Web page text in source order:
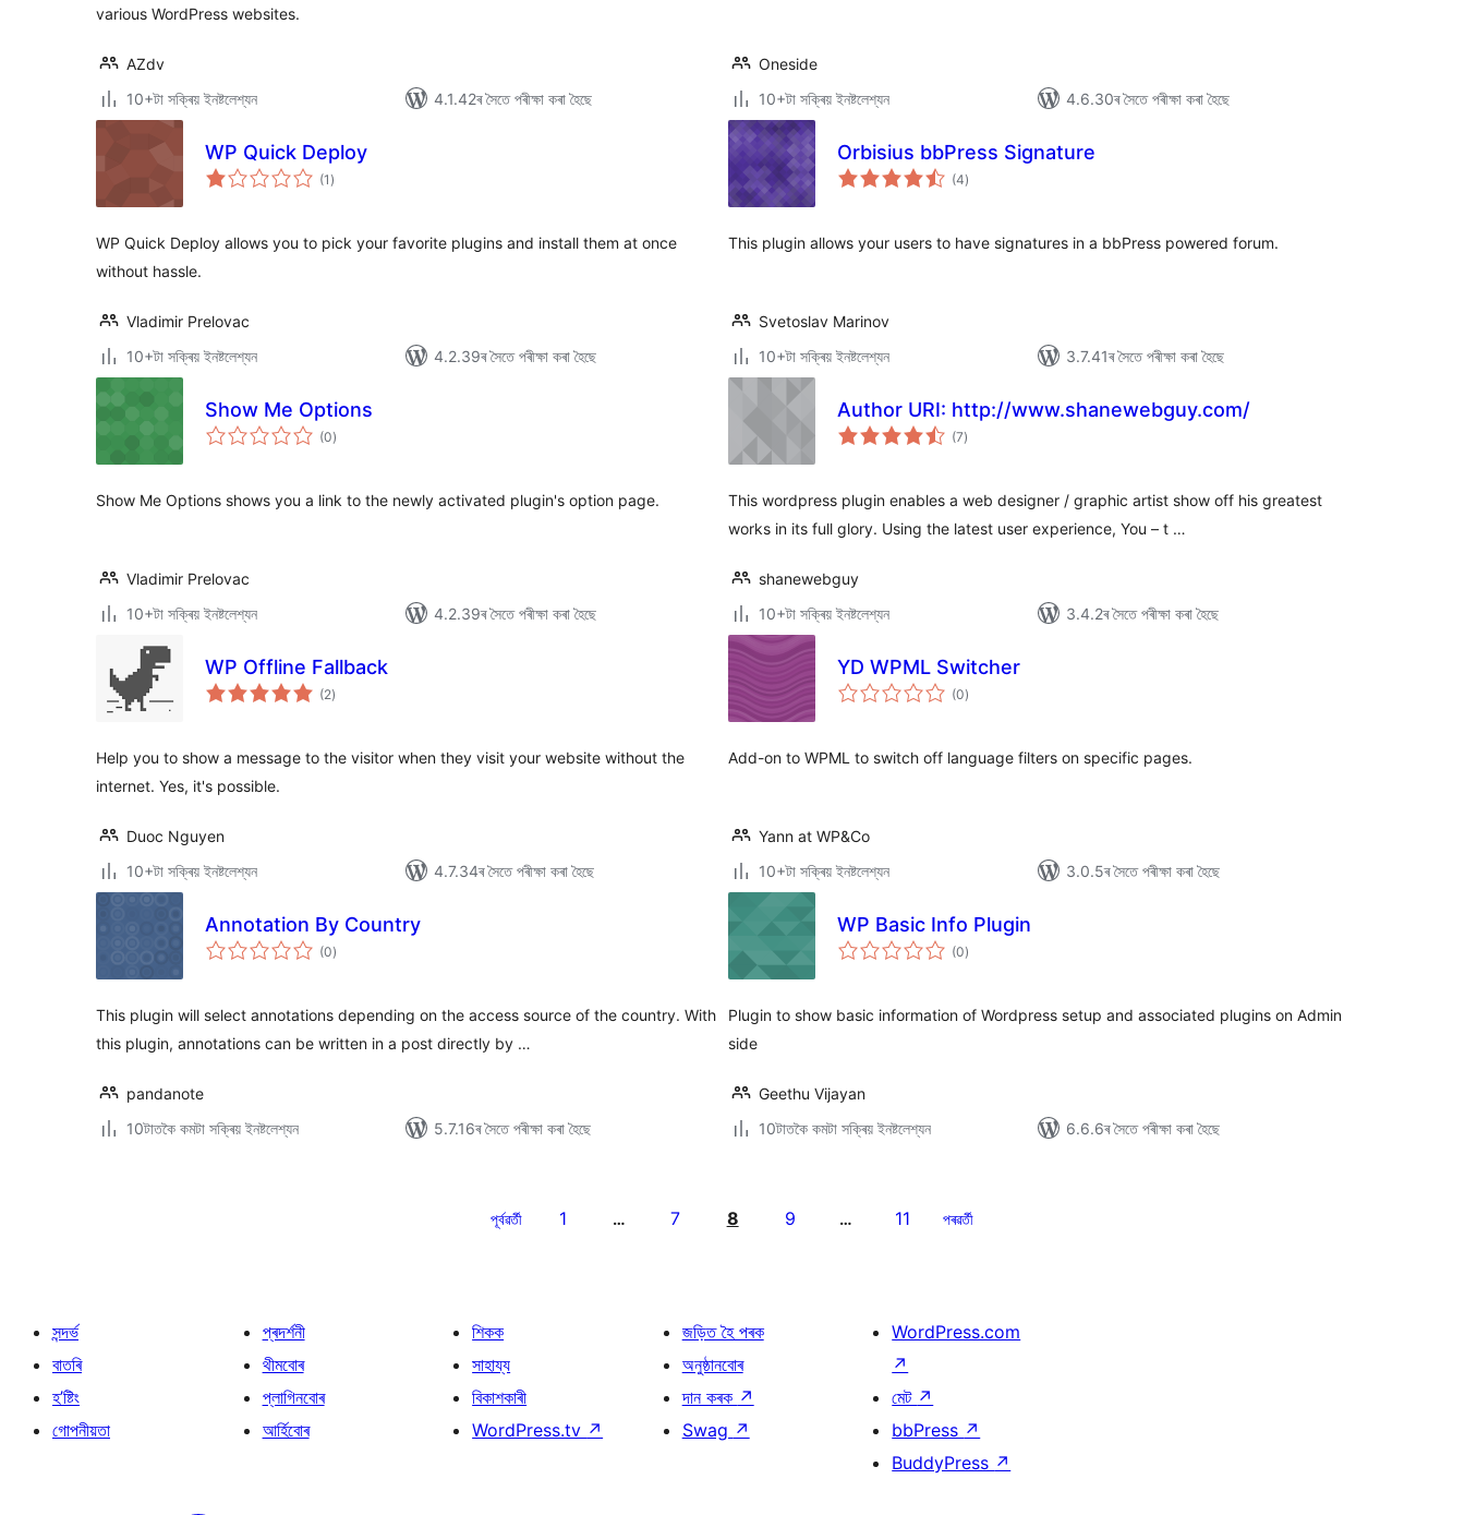
various WordPress websites.
AZdv
10+টা সক্ৰিয় ইনষ্টলেশ্যন
4.1.42ৰ সৈতে পৰীক্ষা কৰা হৈছে
Oneside
10+টা সক্ৰিয় ইনষ্টলেশ্যন
4.6.30ৰ সৈতে পৰীক্ষা কৰা হৈছে
WP Quick Deploy
(1 টা
মুঠ)
WP Quick Deploy allows you to pick your favorite plugins and install them at once
without hassle.
Vladimir Prelovac
10+টা সক্ৰিয় ইনষ্টলেশ্যন
4.2.39ৰ সৈতে পৰীক্ষা কৰা হৈছে
Orbisius bbPress Signature
(4টা
মুঠ)
This plugin allows your users to have signatures in a bbPress powered forum.
Svetoslav Marinov
10+টা সক্ৰিয় ইনষ্টলেশ্যন
3.7.41ৰ সৈতে পৰীক্ষা কৰা হৈছে
Show Me Options
(0টা
মুঠ)
Show Me Options shows you a link to the newly activated plugin's option page.
Vladimir Prelovac
10+টা সক্ৰিয় ইনষ্টলেশ্যন
4.2.39ৰ সৈতে পৰীক্ষা কৰা হৈছে
Author URI: http://www.shanewebguy.com/
(7টা
মুঠ)
This wordpress plugin enables a web designer / graphic artist show off his greatest
works in its full glory. Using the latest user experience, You – t …
shanewebguy
10+টা সক্ৰিয় ইনষ্টলেশ্যন
3.4.2ৰ সৈতে পৰীক্ষা কৰা হৈছে
WP Offline Fallback
(2টা
মুঠ)
Help you to show a message to the visitor when they visit your website without the
internet. Yes, it's possible.
Duoc Nguyen
10+টা সক্ৰিয় ইনষ্টলেশ্যন
4.7.34ৰ সৈতে পৰীক্ষা কৰা হৈছে
YD WPML Switcher
(0টা
মুঠ)
Add-on to WPML to switch off language filters on specific pages.
Yann at WP&Co
10+টা সক্ৰিয় ইনষ্টলেশ্যন
3.0.5ৰ সৈতে পৰীক্ষা কৰা হৈছে
Annotation By Country
(0টা
মুঠ)
This plugin will select annotations depending on the access source of the country. With
this plugin, annotations can be written in a post directly by …
pandanote
10টাতকৈ কমটা সক্ৰিয় ইনষ্টলেশ্যন
5.7.16ৰ সৈতে পৰীক্ষা কৰা হৈছে
WP Basic Info Plugin
(0টা
মুঠ)
Plugin to show basic information of Wordpress setup and associated plugins on Admin
side
Geethu Vijayan
10টাতকৈ কমটা সক্ৰিয় ইনষ্টলেশ্যন
6.6.6ৰ সৈতে পৰীক্ষা কৰা হৈছে
পূৰ্বৱৰ্তী 1 … 7 8 9 … 11 পৰৱৰ্তী
সন্দৰ্ভ
বাতৰি
হ’ষ্টিং
গোপনীয়তা
প্ৰদৰ্শনী
থীমবোৰ
প্লাগিনবোৰ
আৰ্হিবোৰ
শিকক
সাহায্য
বিকাশকাৰী
WordPress.tv ↗
জড়িত হৈ পৰক
অনুষ্ঠানবোৰ
দান কৰক ↗
Swag ↗
WordPress.com
↗
মেট ↗
bbPress ↗
BuddyPress ↗